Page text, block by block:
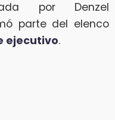
por Denzel
parte del elenco
ejecutivo.